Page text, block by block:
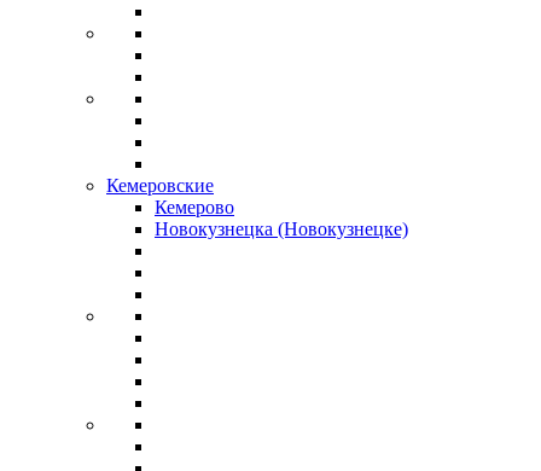
Кемеровские
Кемерово
Новокузнецка (Новокузнецке)